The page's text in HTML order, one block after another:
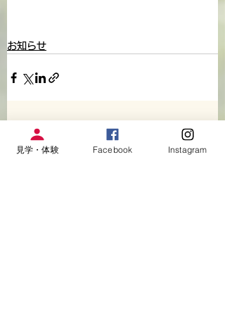
お知らせ
関連記事 すべて表示
見学・体験 Facebook Instagram